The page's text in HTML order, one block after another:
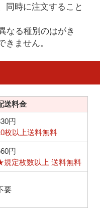
同時に注文すること
なる種別のはがき
きません。
送料金
円
枚以上送料無料
円
規定枚数以上 送料無料
要